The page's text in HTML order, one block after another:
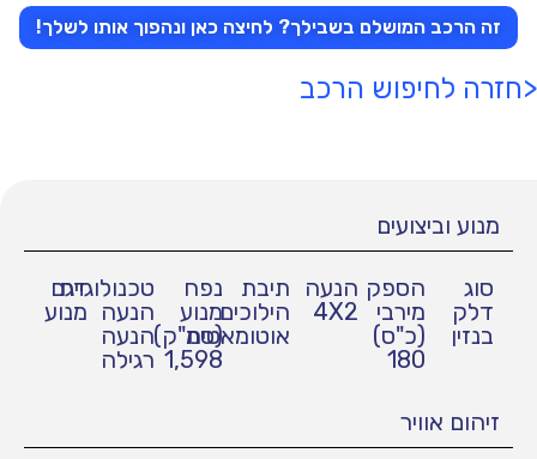
זה הרכב המושלם בשבילך? לחיצה כאן ונהפוך אותו לשלך!
<חזרה לחיפוש הרכב
מנוע וביצועים
סוג
דלק
בנזין
הספק
מירבי
(כ"ס)
180
הנעה
4X2
תיבת
הילוכים
אוטומאטית
נפח
מנוע
(סמ"ק)
1,598
טכנולוגיית
הנעה
הנעה
רגילה
דגם
מנוע
זיהום אוויר